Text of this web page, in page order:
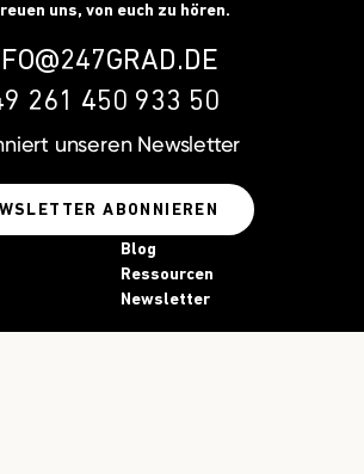
uns, von euch zu hören.
261 450 933 50
unseren Newsletter
ABONNIEREN
Blog
Ressourcen
Newsletter